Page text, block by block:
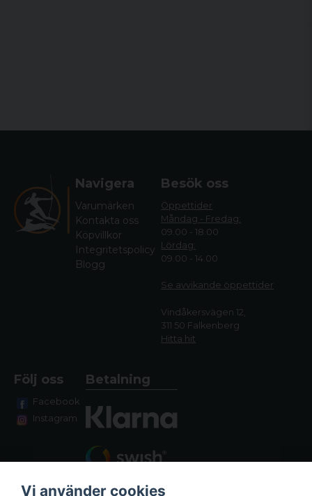
Navigera
Varumärken
Kontakta oss
Köpvillkor
Integritetspolicy
Blogg
Besök oss
Öppettider
Måndag - Fredag:
09.00 - 18.00
Lördag:
09.00 - 14.00
Se avvikande öppettider
Vindåkersvägen 12,
311 50 Falkenberg
Hitta hit
Följ oss
Facebook
Instagram
Betalning
Vi använder cookies